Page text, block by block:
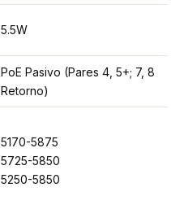
5.5W
PoE Pasivo (Pares 4, 5+; 7, 8
Retorno)
5170-5875
5725-5850
5250-5850